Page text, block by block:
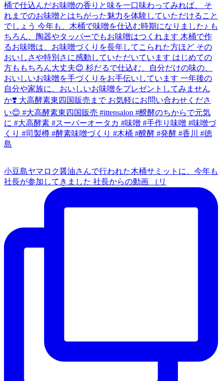
小豆島ヤマロク醤油さんで行われた木桶サミットに、今年も
社長が参加してきました 社長からの動画 （リ